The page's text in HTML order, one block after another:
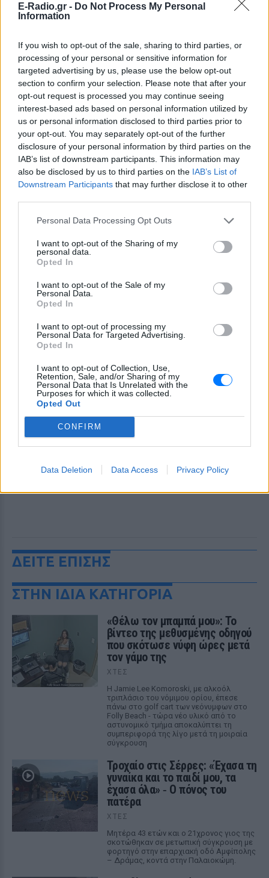
E-Radio.gr - Do Not Process My Personal
Information
If you wish to opt-out of the sale, sharing to third parties, or
processing of your personal or sensitive information for
targeted advertising by us, please use the below opt-out
section to confirm your selection. Please note that after your
opt-out request is processed you may continue seeing
interest-based ads based on personal information utilized by
us or personal information disclosed to third parties prior to
your opt-out. You may separately opt-out of the further
disclosure of your personal information by third parties on the
IAB’s list of downstream participants. This information may
also be disclosed by us to third parties on the IAB’s List of
Downstream Participants that may further disclose it to other
Personal Data Processing Opt Outs
I want to opt-out of the Sharing of my
personal data.
Opted In
I want to opt-out of the Sale of my
Personal Data.
Opted In
I want to opt-out of processing my
Personal Data for Targeted Advertising.
Opted In
I want to opt-out of Collection, Use,
Retention, Sale, and/or Sharing of my
Personal Data that Is Unrelated with the
Purposes for which it was collected.
Opted Out
CONFIRM
Data Deletion Data Access Privacy Policy
Ακολουθήστε το E-Radio.gr στοGoogle News
και μάθετε πρώτοιτα πιο hot νέα .
Διαβάστε περισσότερα θέματα γιαΜόδα ,
Ομορφιά,Σχέσειςκαι φυσικάCelebritiesστο νέο
Pink.gr!
Ακολουθήστε το E-Radio.gr και στο Instagram
ΔΕΙΤΕ ΕΠΙΣΗΣ
ΣΤΗΝ ΙΔΙΑ ΚΑΤΗΓΟΡΙΑ
«Θέλω τον μπαμπά μου»: Το
βίντεο της μεθυσμένης οδηγού
που σκότωσε νύφη ώρες μετά
τον γάμο της
ΧΤΕΣ
Η Jamie Lee Komoroski, με αλκοόλ
τριπλάσιο του νόμιμου ορίου, έπεσε
πάνω στο golf cart των νεόνυμφων στο
Folly Beach - τώρα νέο υλικό από το
αστυνομικό τμήμα αποκαλύπτει τη
συμπεριφορά της λίγο μετά τη μοιραία
σύγκρουση
Τροχαίο στις Σέρρες: «Έχασα τη
γυναίκα και το παιδί μου, τα
έχασα όλα» ‑ Ο πόνος του
πατέρα
ΧΤΕΣ
Μητέρα 43 ετών και ο 21χρονος γιος της
σκοτώθηκαν σε μετωπική σύγκρουση με
φορτηγό στην επαρχιακή οδό Αμφίπολης
– Δράμας, κοντά στην Παλαιοκώμη.